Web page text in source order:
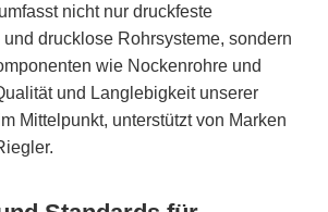
nicht nur druckfeste
drucklose Rohrsysteme, sondern
wie Nockenrohre und
und Langlebigkeit unserer
Mittelpunkt, unterstützt von Marken